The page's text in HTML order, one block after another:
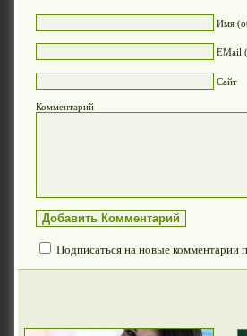
Имя
EMail
Сайт
Комментарий
Подписаться на новые комментарии